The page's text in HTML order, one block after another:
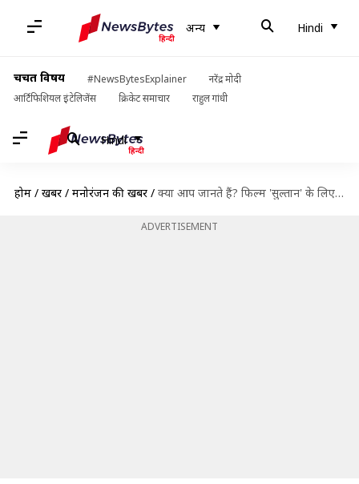
अन्य Hindi
चर्चित विषय #NewsBytesExplainer
नरेंद्र मोदी
आर्टिफिशियल इंटेलिजेंस
क्रिकेट समाचार राहुल गांधी
Hindi
होम / खबरें / मनोरंजन की खबरें / क्या आप जानते हैं? फिल्म 'सुल्तान' के लिए पहली पसंद थीं मृणाल ठाकुर
ADVERTISEMENT